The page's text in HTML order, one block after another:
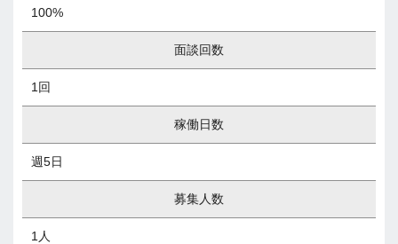
100%
面談回数
1回
稼働日数
週5日
募集人数
1人